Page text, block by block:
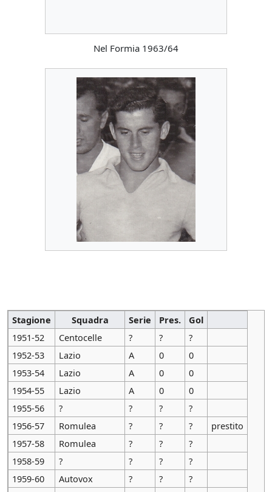
Nel Formia 1963/64
Stagione Squadra Serie Pres.
Gol
1951-52
Centocelle ? ?
?
1952-53
Lazio A 0
0
1953-54
Lazio A 0
0
1954-55
Lazio A 0
0
1955-56
? ? ?
?
1956-57
Romulea ? ? ?
prestito
1957-58
Romulea ? ?
?
1958-59
? ? ?
?
1959-60
Autovox ? ?
?